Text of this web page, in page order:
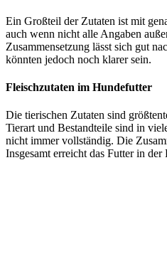
Ein Großteil der Zutaten ist mit
auch wenn nicht alle Angaben
Zusammensetzung lässt sich gut
könnten jedoch noch klarer sein.
Fleischzutaten im Hundefutter
Die tierischen Zutaten sind
Tierart und Bestandteile sind in
nicht immer vollständig. Die
Insgesamt erreicht das Futter in